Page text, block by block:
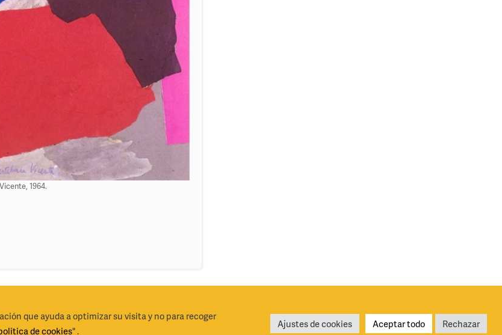
1964.
2026 Condiciones generales de uso Política de privacidad y cookies
que ayuda a optimizar su visita y no para recoger
de cookies" .
Ajustes de cookies Aceptar todo Rechazar